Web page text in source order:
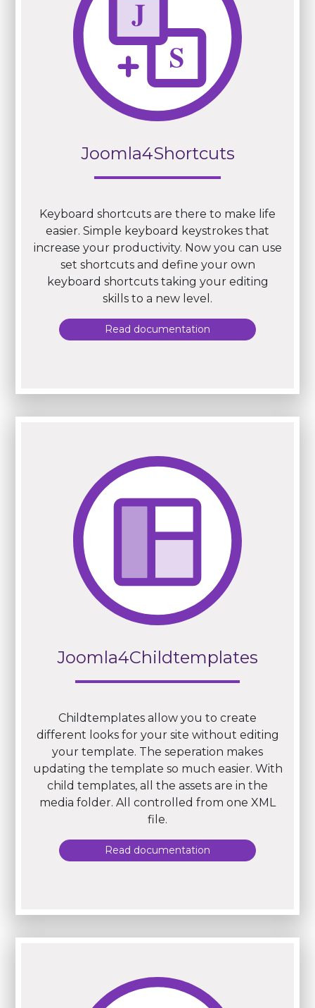
Joomla4Shortcuts
Keyboard shortcuts are there to make life
easier. Simple keyboard keystrokes that
increase your productivity. Now you can use
set shortcuts and define your own
keyboard shortcuts taking your editing
skills to a new level.
Read documentation
Joomla4Childtemplates
Childtemplates allow you to create
different looks for your site without editing
your template. The seperation makes
updating the template so much easier. With
child templates, all the assets are in the
media folder. All controlled from one XML
file.
Read documentation